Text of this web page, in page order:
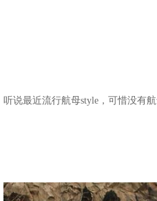
听说最近流行航母style，可惜没有